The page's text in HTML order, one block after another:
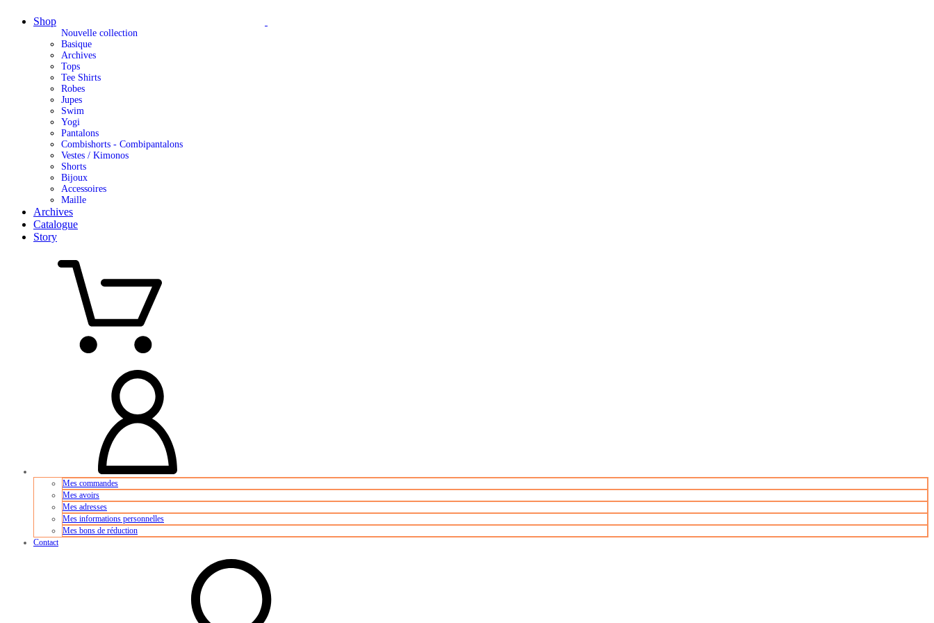
Shop
Nouvelle collection
Basique
Archives
Tops
Tee Shirts
Robes
Jupes
Swim
Yogi
Pantalons
Combishorts - Combipantalons
Vestes / Kimonos
Shorts
Bijoux
Accessoires
Maille
Archives
Catalogue
Story
Mes commandes
Mes avoirs
Mes adresses
Mes informations personnelles
Mes bons de réduction
Contact